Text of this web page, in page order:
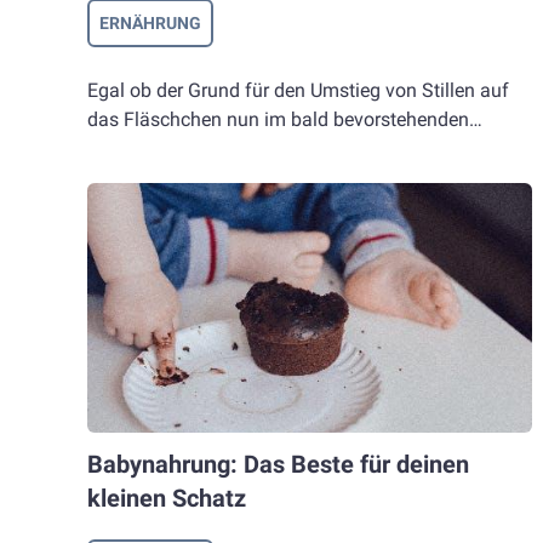
Mischkost
gelernt
Dein
vorkommen
neuen
ERNÄHRUNG
Egal ob der Grund für den Umstieg von Stillen auf
das Fläschchen nun im bald bevorstehenden
manchmal eben einfacher ist, wenn jemand
anderes als Mama euer Baby ernähren kann: es ist
und bleibt eine ganz persönliche Entscheidung,
wann und weshalb man von der Brust zur Flasche
wechseln möchte.
Babynahrung: Das Beste für deinen
kleinen Schatz